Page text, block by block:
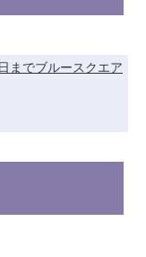
までブルースクエア